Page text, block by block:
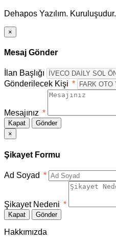
Dehapos Yazılım. Kuruluşudur.
×
Mesaj Gönder
İlan Başlığı
Gönderilecek Kişi *
Mesajınız *
Kapat
Gönder
×
Şikayet Formu
Ad Soyad *
Şikayet Nedeni *
Kapat Gönder
Hakkımızda